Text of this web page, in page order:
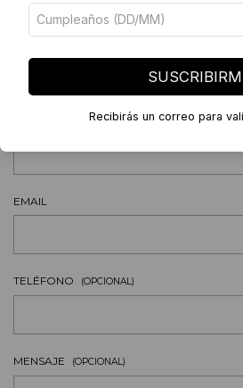
Argentina
Siguenos en Facebook
EMAIL
TELÉFONO (OPCIONAL)
MENSAJE (OPCIONAL)
Recibirás un correo para